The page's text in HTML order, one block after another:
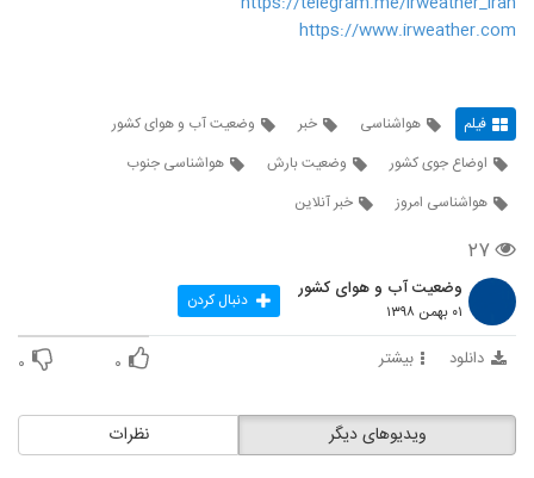
https://www.irweather.com
فیلم هواشناسی خبر
وضعیت آب و هوای کشور
اوضاع جوی کشور
وضعیت بارش
هواشناسی جنوب
هواشناسی امروز
خبر آنلاین
۲۷
وضعیت آب و هوای کشور
۰۱ بهمن ۱۳۹۸ دنبال کردن
دانلود بیشتر ۰ ۰
نظرات ویدیوهای دیگر